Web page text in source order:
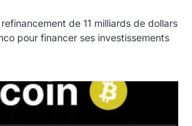
de 11 milliards de dollars
pour financer ses investissements
000 dollars pendant que les